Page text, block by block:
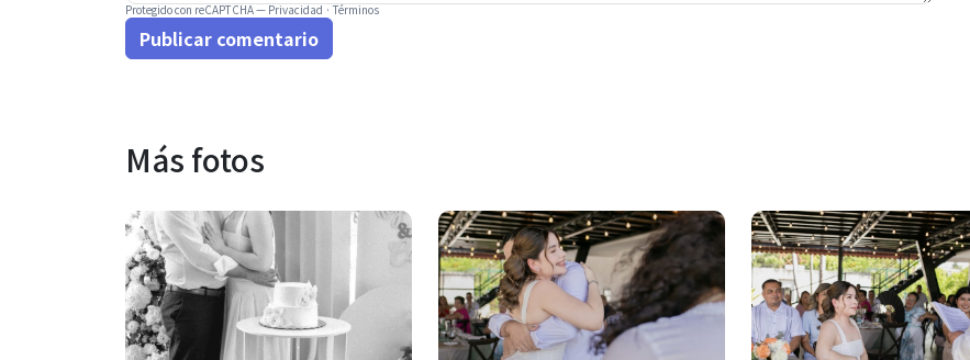
Protegido con reCAPTCHA —Privacidad·Términos
Publicar comentario
Más fotos